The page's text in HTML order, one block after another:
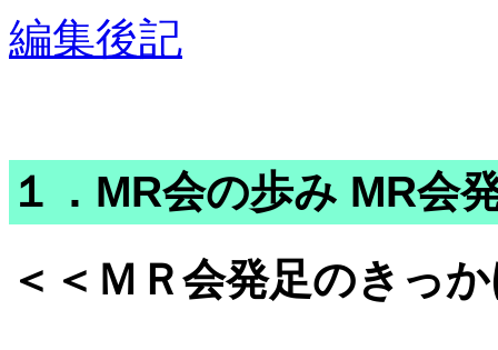
編集後記
１．MR会の歩み MR
＜＜ＭＲ会発足のきっ